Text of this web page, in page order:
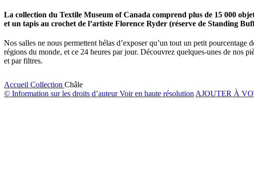
La collection du Textile Museum of Canada comprend plus de 15 000
et un tapis au crochet de l’artiste Florence Ryder (réserve de Standing
Nos salles ne nous permettent hélas d’exposer qu’un tout un petit
régions du monde, et ce 24 heures par jour. Découvrez quelques-unes de nos
et par filtres.
Accueil Collection Châle
© Information sur les droits d’auteurVoir en haute résolution AJOUTER À